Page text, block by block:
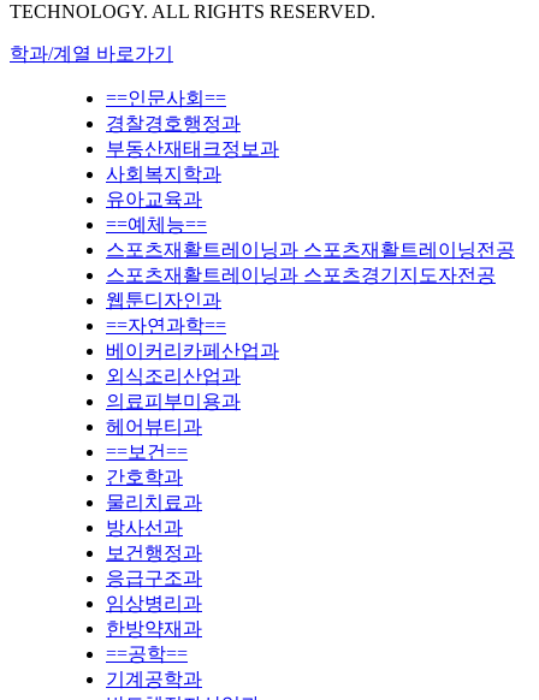
TECHNOLOGY. ALL RIGHTS RESERVED.
학과/계열 바로가기
==인문사회==
경찰경호행정과
부동산재태크정보과
사회복지학과
유아교육과
==예체능==
스포츠재활트레이닝과 스포츠재활트레이닝전공
스포츠재활트레이닝과 스포츠경기지도자전공
웹툰디자인과
==자연과학==
베이커리카페산업과
외식조리산업과
의료피부미용과
헤어뷰티과
==보건==
간호학과
물리치료과
방사선과
보건행정과
응급구조과
임상병리과
한방약재과
==공학==
기계공학과